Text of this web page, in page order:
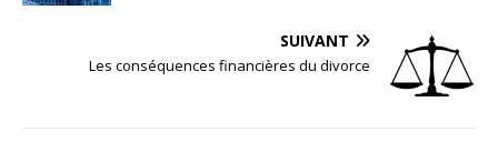
SUIVANT
Les conséquences financières du divorce